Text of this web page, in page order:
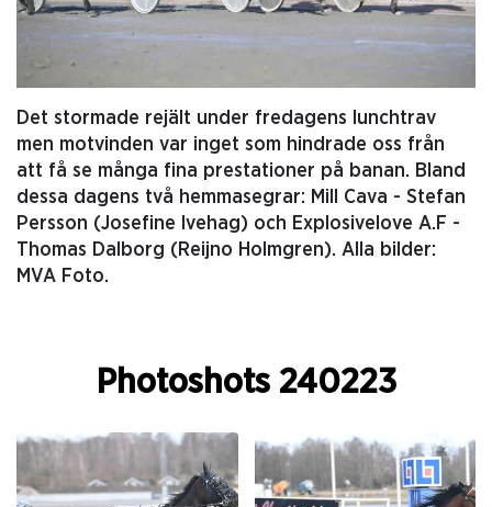
Det stormade rejält under fredagens lunchtrav
men motvinden var inget som hindrade oss från
att få se många fina prestationer på banan. Bland
dessa dagens två hemmasegrar: Mill Cava - Stefan
Persson (Josefine Ivehag) och Explosivelove A.F -
Thomas Dalborg (Reijno Holmgren). Alla bilder:
MVA Foto.
Photoshots 240223